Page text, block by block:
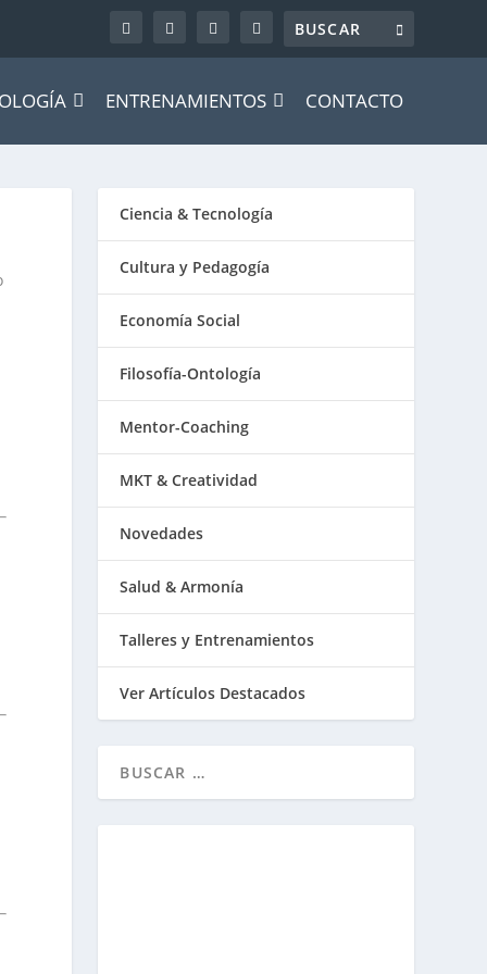
ENTRENAMIENTOS CONTACTO
Ciencia & Tecnología
Cultura y Pedagogía
Economía Social
Filosofía-Ontología
Mentor-Coaching
MKT & Creatividad
Novedades
Salud & Armonía
Talleres y Entrenamientos
Ver Artículos Destacados